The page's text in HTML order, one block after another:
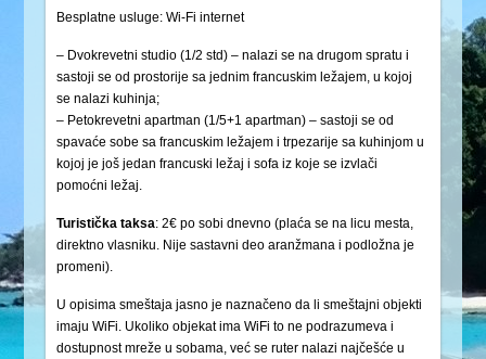
Besplatne usluge: Wi-Fi internet
– Dvokrevetni studio (1/2 std) – nalazi se na drugom spratu i
sastoji se od prostorije sa jednim francuskim ležajem, u kojoj
se nalazi kuhinja;
– Petokrevetni apartman (1/5+1 apartman) – sastoji se od
spavaće sobe sa francuskim ležajem i trpezarije sa kuhinjom u
kojoj je još jedan francuski ležaj i sofa iz koje se izvlači
pomoćni ležaj.
Turistička taksa: 2€ po sobi dnevno (plaća se na licu mesta,
direktno vlasniku. Nije sastavni deo aranžmana i podložna je
promeni).
U opisima smeštaja jasno je naznačeno da li smeštajni objekti
imaju WiFi. Ukoliko objekat ima WiFi to ne podrazumeva i
dostupnost mreže u sobama, već se ruter nalazi najčešće u